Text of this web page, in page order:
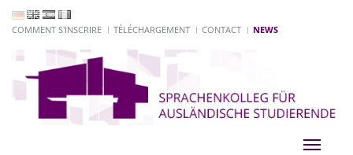
COMMENT S'INSCRIRE TÉLÉCHARGEMENT CONTACT NEWS
Toggle